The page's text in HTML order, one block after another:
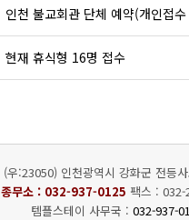
인천 불교회관 단체 예약(개인접
현재 휴식형 16명 접수
(우:23050) 인천광역시 강화군 전등
종무소 : 032-937-0125 팩스 :
템플스테이 사무국 : 032-937-